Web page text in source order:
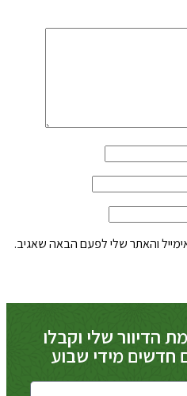
והאתר שלי לפעם הבאה שאגיב.
הדיוור שלי וקבלו
חדשים מידי שבוע